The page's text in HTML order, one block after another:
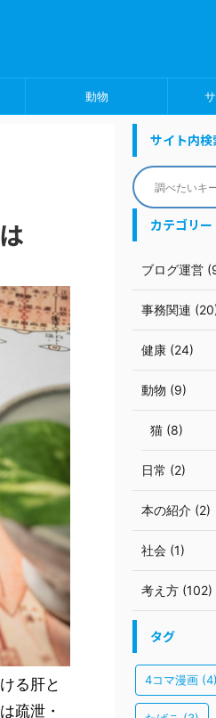
動物
る肝と
疏泄・
サイト内検
カテゴリー
ブログ運営
事務関連
健康 (24)
動物 (9)
猫 (8)
日常 (2)
本の紹介 (2)
社会 (1)
考え方 (102)
タグ
4コマ漫画 (4)